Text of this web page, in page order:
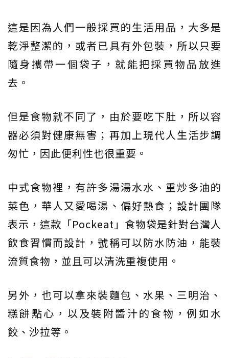
這是因為人們一般採買的生活用品，大多是
乾淨整潔的，或者已具有外包裝，所以只要
隨身攜帶一個袋子，就能把採買物品放進
去。
但是食物就不同了，由於要吃下肚，所以容
器必須對健康無害；再加上現代人生活步調
匆忙，因此便利性也很重要。
中式食物裡，有許多湯湯水水、重炒多油的
菜色，華人又愛喝湯、偏好熱食；設計團隊
表示，這款「Pockeat」食物袋是針對台灣人
飲食習慣而設計，號稱可以防水防油，能裝
流質食物，並且可以清洗重複使用。
另外，也可以拿來裝麵包、水果、三明治、
糕餅點心，以及裝附醬汁的食物，例如水
餃、沙拉等。